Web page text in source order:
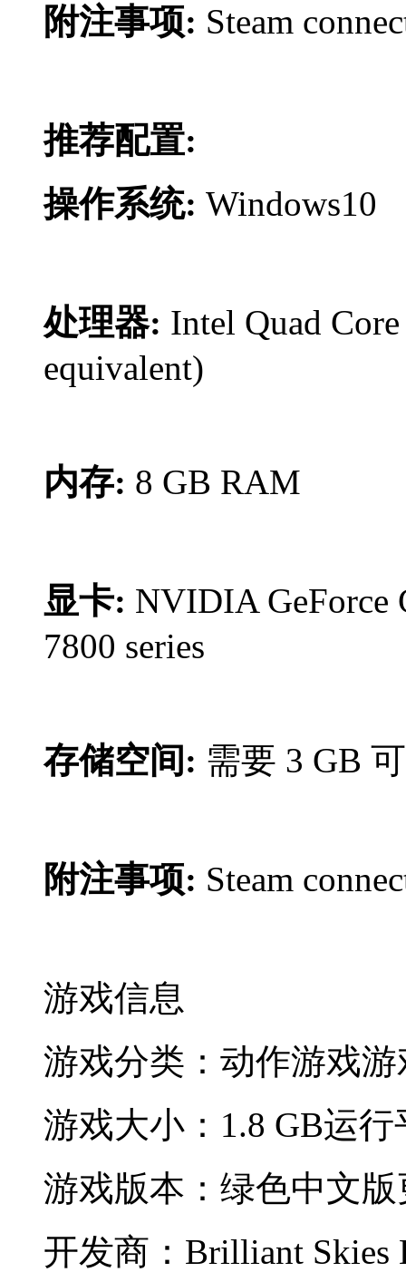
附注事项: Steam
推荐配置:
操作系统: Windows10
处理器: Intel Quad
equivalent)
内存: 8 GB RAM
显卡: NVIDIA GeForce
7800 series
存储空间: 需要 3 GB
附注事项: Steam
游戏信息
游戏分类：动作游戏游
游戏大小：1.8 GB运行
游戏版本：绿色中文版
开发商：Brilliant Skies